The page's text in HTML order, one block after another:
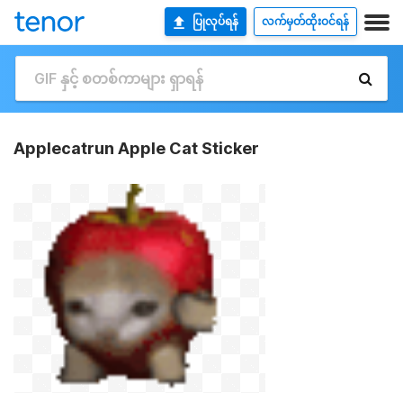
ပြုလုပ်ရန် လက်မှတ်ထိုးဝင်ရန်
Applecatrun Apple Cat Sticker